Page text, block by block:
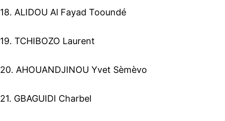
18. ALIDOU Al Fayad Tooundé
19. TCHIBOZO Laurent
20. AHOUANDJINOU Yvet Sèmèvo
21. GBAGUIDI Charbel